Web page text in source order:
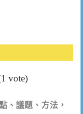
vote)
、議題、方法，